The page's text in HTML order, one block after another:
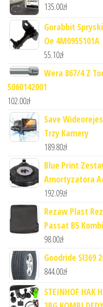
135.00zł
Gorabbit
Oe 4M0955101A
55.10zł
Wera 867/4 Z
5060142001
102.00zł
Save
Trzy Kamery
189.80zł
Blue Print
Amortyzatora
192.09zł
Rezaw Plast
Passat B5
98.00zł
Goodride Sl369
844.00zł
STEINHOF HAK